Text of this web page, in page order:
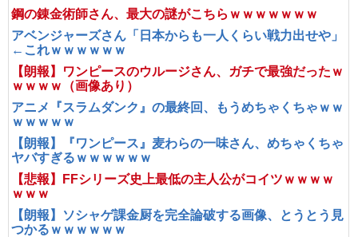
鋼の錬金術師さん、最大の謎がこちらｗｗｗｗｗｗｗ
アベンジャーズさん「日本からも一人くらい戦力出せや」
←これｗｗｗｗｗｗ
【朗報】ワンピースのウルージさん、ガチで最強だったｗ
ｗｗｗｗ（画像あり）
アニメ『スラムダンク』の最終回、もうめちゃくちゃｗｗ
ｗｗｗｗｗ
【朗報】『ワンピース』麦わらの一味さん、めちゃくちゃ
ヤバすぎるｗｗｗｗｗｗ
【悲報】FFシリーズ史上最低の主人公がコイツｗｗｗｗ
ｗｗｗ
【朗報】ソシャゲ課金厨を完全論破する画像、とうとう見
つかるｗｗｗｗｗｗ